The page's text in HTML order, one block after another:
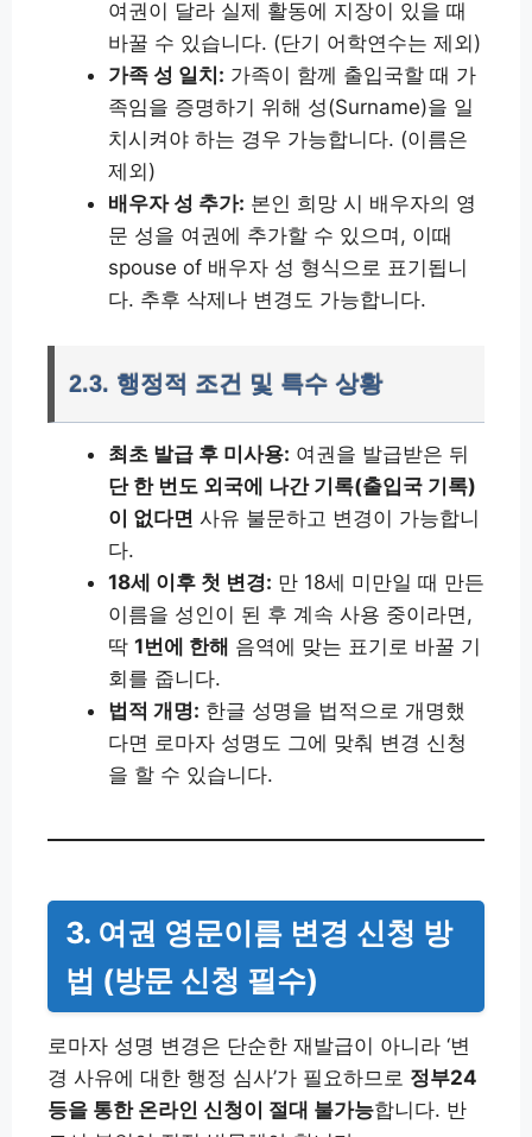
여권이 달라 실제 활동에 지장이 있을 때
바꿀 수 있습니다. (단기 어학연수는 제외)
가족 성 일치: 가족이 함께 출입국할 때 가
족임을 증명하기 위해 성(Surname)을 일
치시켜야 하는 경우 가능합니다. (이름은
제외)
배우자 성 추가: 본인 희망 시 배우자의 영
문 성을 여권에 추가할 수 있으며, 이때
spouse of 배우자 성 형식으로 표기됩니
다. 추후 삭제나 변경도 가능합니다.
2.3. 행정적 조건 및 특수 상황
최초 발급 후 미사용: 여권을 발급받은 뒤
단 한 번도 외국에 나간 기록(출입국 기록)
이 없다면 사유 불문하고 변경이 가능합니
다.
18세 이후 첫 변경: 만 18세 미만일 때 만든
이름을 성인이 된 후 계속 사용 중이라면,
딱 1번에 한해 음역에 맞는 표기로 바꿀 기
회를 줍니다.
법적 개명: 한글 성명을 법적으로 개명했
다면 로마자 성명도 그에 맞춰 변경 신청
을 할 수 있습니다.
3. 여권 영문이름 변경 신청 방
법 (방문 신청 필수)
로마자 성명 변경은 단순한 재발급이 아니라 ‘변
경 사유에 대한 행정 심사’가 필요하므로 정부24
등을 통한 온라인 신청이 절대 불가능합니다. 반